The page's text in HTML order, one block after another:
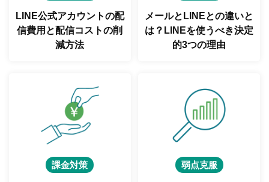
LINE公式アカウントの配
信費用と配信コストの削
減方法
メールとLINEとの違いと
は？ LINEを使うべき決定
的3つの理由
課金対策 弱点克服